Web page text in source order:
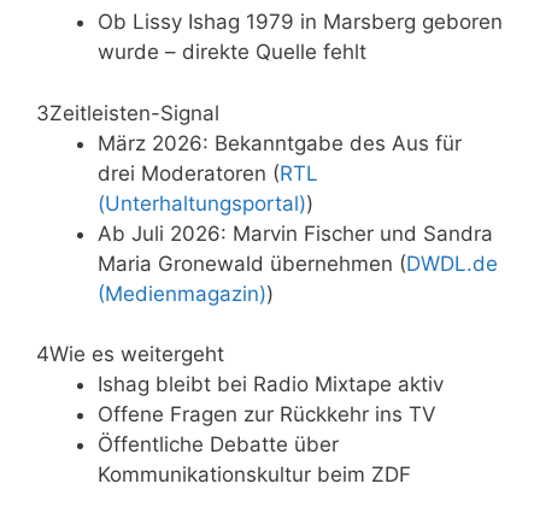
Ob Lissy Ishag 1979 in Marsberg geboren
wurde – direkte Quelle fehlt
3Zeitleisten-Signal
März 2026: Bekanntgabe des Aus für
drei Moderatoren (RTL
(Unterhaltungsportal))
Ab Juli 2026: Marvin Fischer und Sandra
Maria Gronewald übernehmen (DWDL.de
(Medienmagazin))
4Wie es weitergeht
Ishag bleibt bei Radio Mixtape aktiv
Offene Fragen zur Rückkehr ins TV
Öffentliche Debatte über
Kommunikationskultur beim ZDF